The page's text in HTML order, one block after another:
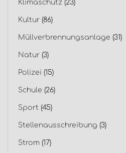
Klimaschutz (23)
Kultur (86)
Müllverbrennungsanlage (31)
Natur (3)
Polizei (15)
Schule (26)
Sport (45)
Stellenausschreibung (3)
Strom (17)